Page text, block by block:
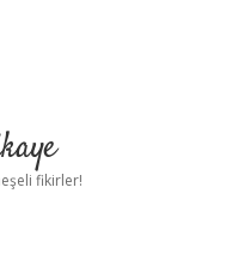
fikirler!